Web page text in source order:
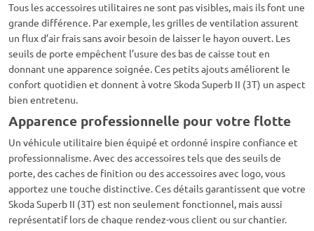
Tous les accessoires utilitaires ne sont pas visibles, mais ils font une
grande différence. Par exemple, les grilles de ventilation assurent
un flux d’air frais sans avoir besoin de laisser le hayon ouvert. Les
seuils de porte empêchent l’usure des bas de caisse tout en
donnant une apparence soignée. Ces petits ajouts améliorent le
confort quotidien et donnent à votre Skoda Superb II (3T) un aspect
bien entretenu.
Apparence professionnelle pour votre flotte
Un véhicule utilitaire bien équipé et ordonné inspire confiance et
professionnalisme. Avec des accessoires tels que des seuils de
porte, des caches de finition ou des accessoires avec logo, vous
apportez une touche distinctive. Ces détails garantissent que votre
Skoda Superb II (3T) est non seulement fonctionnel, mais aussi
représentatif lors de chaque rendez-vous client ou sur chantier.